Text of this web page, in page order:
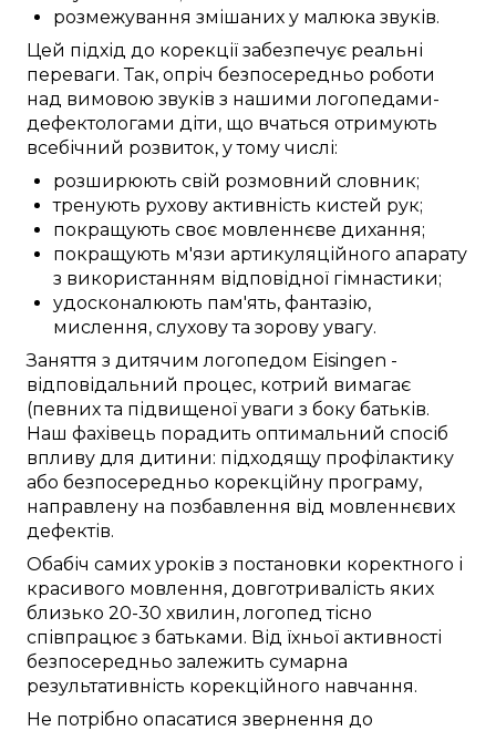
розмежування змішаних у малюка звуків.
Цей підхід до корекції забезпечує реальні
переваги. Так, опріч безпосередньо роботи
над вимовою звуків з нашими логопедами-
дефектологами діти, що вчаться отримують
всебічний розвиток, у тому числі:
розширюють свій розмовний словник;
тренують рухову активність кистей рук;
покращують своє мовленнєве дихання;
покращують м'язи артикуляційного апарату
з використанням відповідної гімнастики;
удосконалюють пам'ять, фантазію,
мислення, слухову та зорову увагу.
Заняття з дитячим логопедом Eisingen -
відповідальний процес, котрий вимагає
(певнихта підвищеної уваги з боку батьків.
Наш фахівець порадить оптимальний спосіб
впливу для дитини: підходящу профілактику
або безпосередньо корекційну програму,
направлену на позбавлення від мовленнєвих
дефектів.
Обабіч самих уроків з постановки коректного і
красивого мовлення, довготривалість яких
близько 20-30 хвилин, логопед тісно
співпрацює з батьками. Від їхньої активності
безпосередньо залежить сумарна
результативність корекційного навчання.
Не потрібно опасатися звернення до